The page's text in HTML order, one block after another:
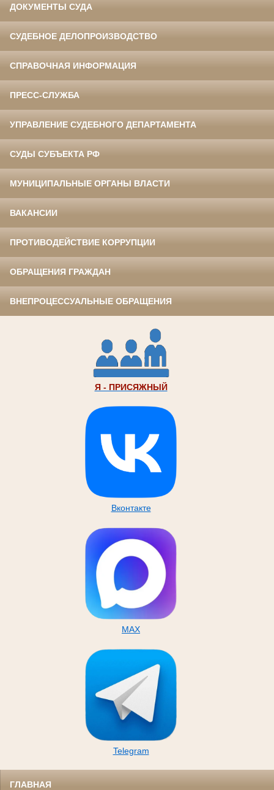
ДОКУМЕНТЫ СУДА
СУДЕБНОЕ ДЕЛОПРОИЗВОДСТВО
СПРАВОЧНАЯ ИНФОРМАЦИЯ
ПРЕСС-СЛУЖБА
УПРАВЛЕНИЕ СУДЕБНОГО ДЕПАРТАМЕНТА
СУДЫ СУБЪЕКТА РФ
МУНИЦИПАЛЬНЫЕ ОРГАНЫ ВЛАСТИ
ВАКАНСИИ
ПРОТИВОДЕЙСТВИЕ КОРРУПЦИИ
ОБРАЩЕНИЯ ГРАЖДАН
ВНЕПРОЦЕССУАЛЬНЫЕ ОБРАЩЕНИЯ
Я - ПРИСЯЖНЫЙ
Вконтакте
MAX
Telegram
ГЛАВНАЯ